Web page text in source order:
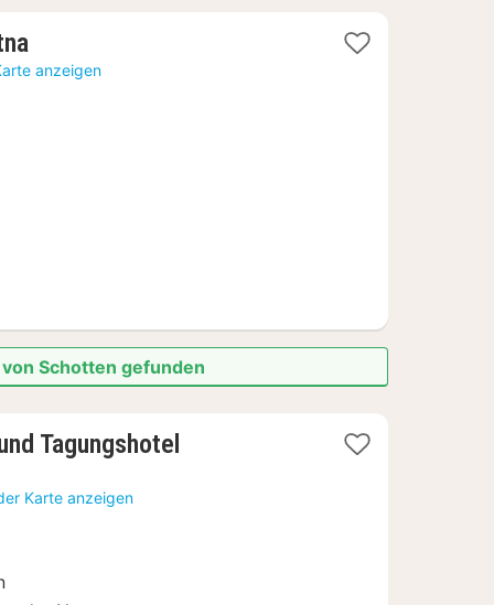
Nacht
anzeigen
Schotten gefunden
Tagungshotel
Karte anzeigen